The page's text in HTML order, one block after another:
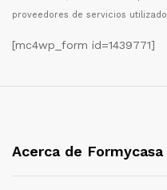
proveedores de servicios
[mc4wp_form id=1439771]
Acerca de Formycasa